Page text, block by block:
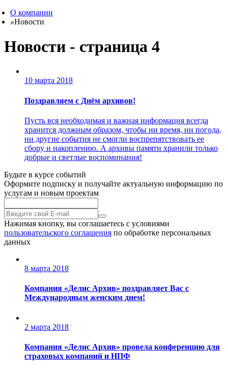
О компании
»Новости
Новости - страница 4
10 марта 2018
Поздравляем с Днём архивов!
Пусть вся необходимая и важная информация всегда
хранится должным образом, чтобы ни время, ни погода,
ни другие события не смогли воспрепятствовать ее
сбору и накоплению. А архивы памяти хранили только
добрые и светлые воспоминания!
Будьте в курсе событий
Оформите подписку и получайте актуальную информацию по
услугам и новым проектам
Нажимая кнопку, вы соглашаетесь с условиями
пользовательского соглашения по обработке персональных
данных
8 марта 2018
Компания «Делис Архив» поздравляет Вас c
Международным женским днем!
2 марта 2018
Компания «Делис Архив» провела конференцию для
страховых компаний и НПФ